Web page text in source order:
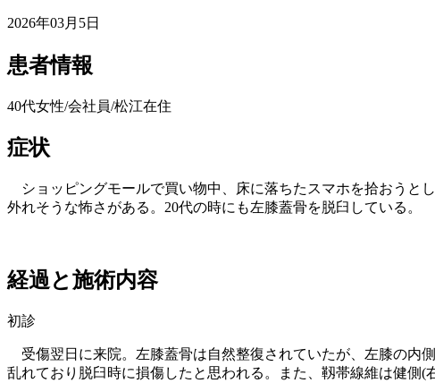
2026年03月5日
患者情報
40代女性/会社員/松江在住
症状
ショッピングモールで買い物中、床に落ちたスマホを拾おうと
外れそうな怖さがある。20代の時にも左膝蓋骨を脱臼している。
経過と施術内容
初診
受傷翌日に来院。左膝蓋骨は自然整復されていたが、左膝の内
乱れており脱臼時に損傷したと思われる。また、靱帯線維は健側